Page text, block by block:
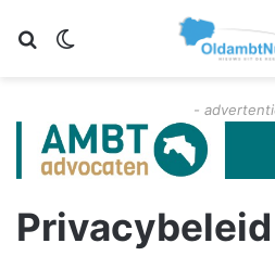
Zoeken
-
Privacybeleid